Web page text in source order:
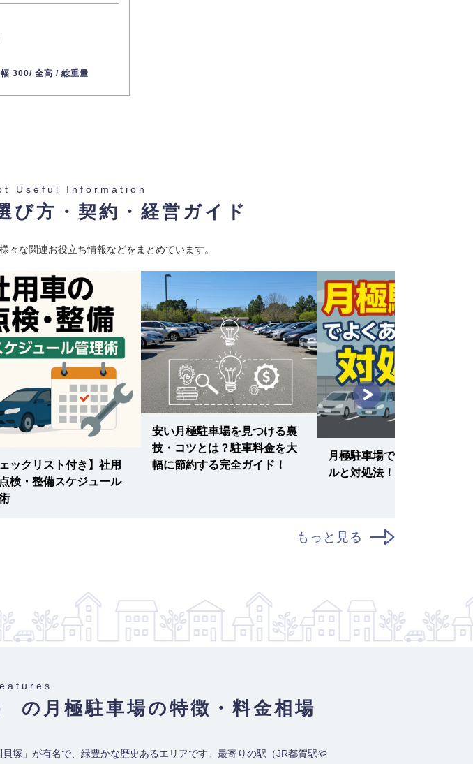
300/ 全高 / 総重量
Useful Information
び方・契約・経営ガイド
々な関連お役立ち情報などをまとめています。
ェックリスト付き】社用
検・整備スケジュール
安い月極駐車場を見つける裏
技・コツとは？駐車料金を大
幅に節約する完全ガイド！
月極駐車場でよくあるトラブ
ルと対処法！
もっと見る
の月極駐車場の特徴・料金相場
塚」が有名で、緑豊かな歴史あるエリアです。最寄りの駅（JR都賀駅や